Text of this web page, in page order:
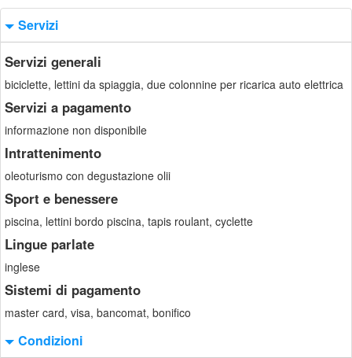
Servizi
Servizi generali
biciclette, lettini da spiaggia, due colonnine per ricarica auto elettrica
Servizi a pagamento
informazione non disponibile
Intrattenimento
oleoturismo con degustazione olii
Sport e benessere
piscina, lettini bordo piscina, tapis roulant, cyclette
Lingue parlate
inglese
Sistemi di pagamento
master card, visa, bancomat, bonifico
Condizioni